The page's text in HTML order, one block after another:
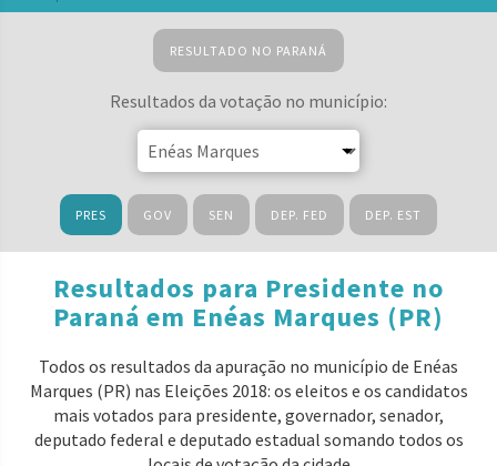
RESULTADO NO PARANÁ
Resultados da votação no município:
PRES GOV SEN DEP. FED DEP. EST
Resultados para Presidente no
Paraná em Enéas Marques (PR)
Todos os resultados da apuração no município de Enéas
Marques (PR) nas Eleições 2018: os eleitos e os candidatos
mais votados para presidente, governador, senador,
deputado federal e deputado estadual somando todos os